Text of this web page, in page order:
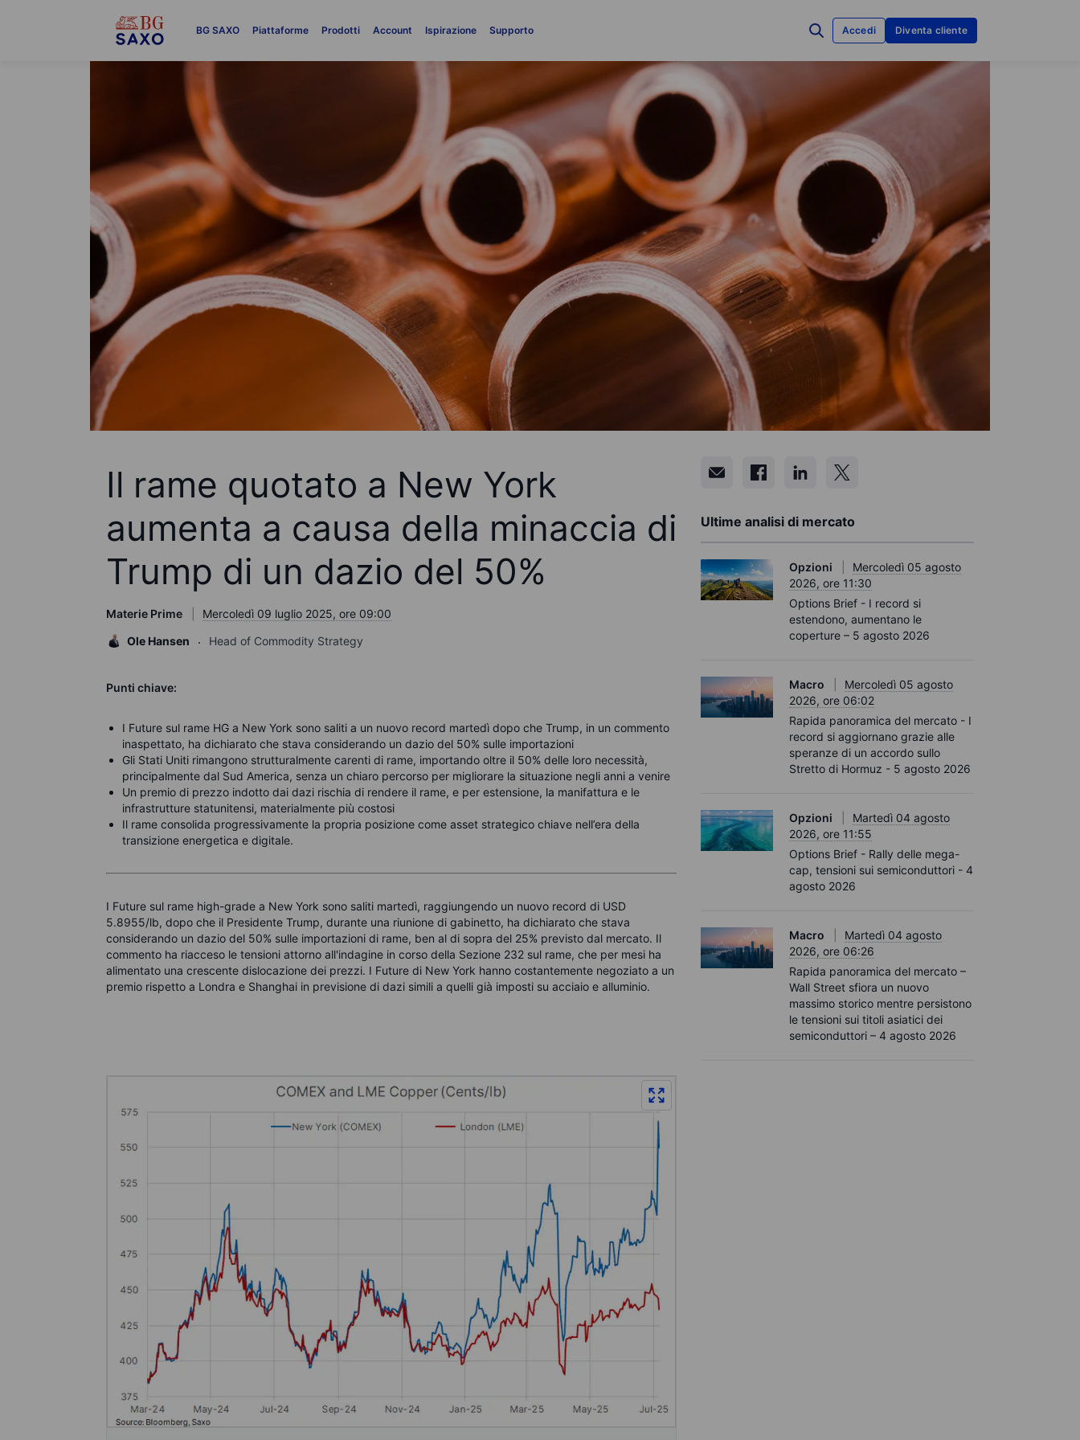
BG SAXO Piattaforme Prodotti Account Ispirazione Supporto Accedi Diventa cliente
Il rame quotato a New York
aumenta a causa della minaccia di
Trump di un dazio del 50%
Materie Prime
Mercoledì 09 luglio 2025, ore 09:00
Ole Hansen
Head of Commodity Strategy
Punti chiave:
I Future sul rame HG a New York sono saliti a un nuovo record martedì dopo che Trump, in un commento
inaspettato, ha dichiarato che stava considerando un dazio del 50% sulle importazioni
Gli Stati Uniti rimangono strutturalmente carenti di rame, importando oltre il 50% delle loro necessità,
principalmente dal Sud America, senza un chiaro percorso per migliorare la situazione negli anni a venire
Un premio di prezzo indotto dai dazi rischia di rendere il rame, e per estensione, la manifattura e le
infrastrutture statunitensi, materialmente più costosi
Il rame consolida progressivamente la propria posizione come asset strategico chiave nell’era della
transizione energetica e digitale.
I Future sul rame high-grade a New York sono saliti martedì, raggiungendo un nuovo record di USD
5.8955/lb, dopo che il Presidente Trump, durante una riunione di gabinetto, ha dichiarato che stava
considerando un dazio del 50% sulle importazioni di rame, ben al di sopra del 25% previsto dal mercato. Il
commento ha riacceso le tensioni attorno all'indagine in corso della Sezione 232 sul rame, che per mesi ha
alimentato una crescente dislocazione dei prezzi. I Future di New York hanno costantemente negoziato a un
premio rispetto a Londra e Shanghai in previsione di dazi simili a quelli già imposti su acciaio e alluminio.
Ultime analisi di mercato
Opzioni
Mercoledì 05 agosto
2026, ore 11:30
Options Brief - I record si
estendono, aumentano le
coperture – 5 agosto 2026
Macro
Mercoledì 05 agosto
2026, ore 06:02
Rapida panoramica del mercato - I
record si aggiornano grazie alle
speranze di un accordo sullo
Stretto di Hormuz - 5 agosto 2026
Opzioni
Martedì 04 agosto
2026, ore 11:55
Options Brief - Rally delle mega-
cap, tensioni sui semiconduttori - 4
agosto 2026
Macro
Martedì 04 agosto
2026, ore 06:26
Rapida panoramica del mercato –
Wall Street sfiora un nuovo
massimo storico mentre persistono
le tensioni sui titoli asiatici dei
semiconduttori – 4 agosto 2026